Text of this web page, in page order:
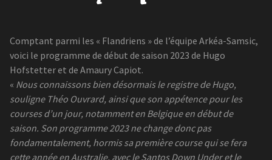
Comptant parmi les « Flandriens » de l’équipe Arkéa-Samsic,
voici le programme de début de saison 2023 de Hugo
Hofstetter et de Amaury Capiot.
« Nous connaissons bien désormais le registre de Hugo,
souligne Théo Ouvrard, ainsi que son appétence pour les
courses d’un jour, notamment en Belgique en début de
saison. Son programme 2023 ne change donc pas
fondamentalement, hormis sa première course qui se fera
cette année en Australie, avec le Santos Down Under et le